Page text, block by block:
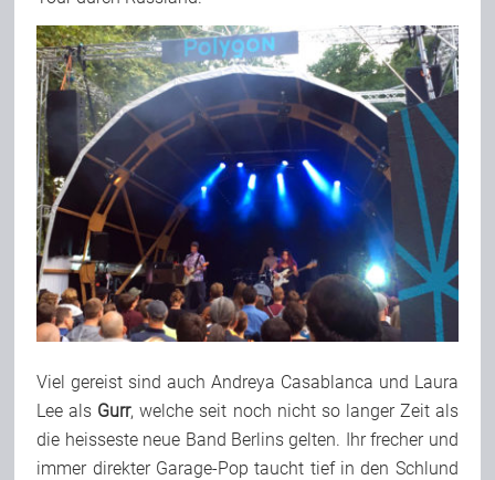
Viel gereist sind auch Andreya Casablanca und Laura
Lee als Gurr, welche seit noch nicht so langer Zeit als
die heisseste neue Band Berlins gelten. Ihr frecher und
immer direkter Garage-Pop taucht tief in den Schlund